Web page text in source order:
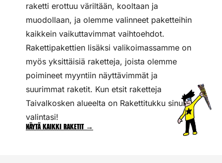
raketti erottuu väriltään, kooltaan ja
muodollaan, ja olemme valinneet paketteihin
kaikkein vaikuttavimmat vaihtoehdot.
Rakettipakettien lisäksi valikoimassamme on
myös yksittäisiä raketteja, joista olemme
poimineet myyntiin näyttävimmät ja
suurimmat raketit. Kun etsit raketteja
Taivalkosken alueelta on Rakettitukku sinun
valintasi!
Näytä kaikki raketit →